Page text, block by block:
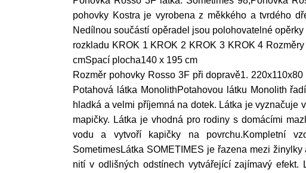
pohovky Kostra je vyrobena z měkkého a tvrdého
Nedílnou součástí opěradel jsou polohovatelné
rozkladu KROK 1 KROK 2 KROK 3 KROK 4
cmSpací plocha140 x 195 cm
Rozměr pohovky Rosso 3F při dopravě1.
Potahová látka MonolithPotahovou látku Monolith
hladká a velmi příjemná na dotek. Látka je vyznačuje
mapičky. Látka je vhodná pro rodiny s domácími
vodu a vytvoří kapičky na povrchu.Kompletní
SometimesLátka SOMETIMES je řazena mezi
nití v odlišných odstínech vytvářející zajímavý